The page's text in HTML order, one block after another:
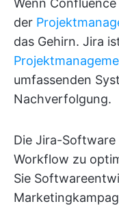
Wenn
der
das Gehirn. Jira
umfassenden
Nachverfolgung.
Die Jira-
Workflow zu
Sie